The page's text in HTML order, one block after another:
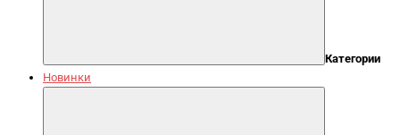
Категории
Новинки